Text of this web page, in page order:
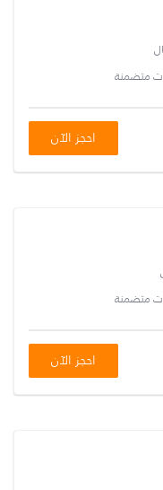
متضمنة
احجز الآن
متضمنة
احجز الآن